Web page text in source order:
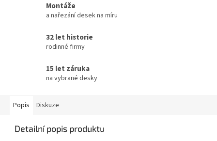
Montáže
a nařezání desek na míru
32 let historie
rodinné firmy
15 let záruka
na vybrané desky
Popis Diskuze
Detailní popis produktu